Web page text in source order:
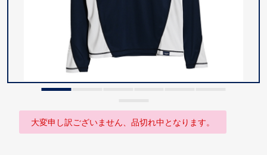
大変申し訳ございません、品切れ中となります。